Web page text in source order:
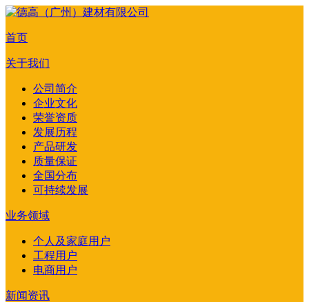
首页
关于我们
公司简介
企业文化
荣誉资质
发展历程
产品研发
质量保证
全国分布
可持续发展
业务领域
个人及家庭用户
工程用户
电商用户
新闻资讯